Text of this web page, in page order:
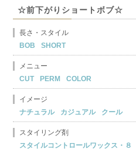
☆前下がりショートボブ☆
長さ・スタイル
BOB
SHORT
メニュー
CUT
PERM COLOR
イメージ
ナチュラル
カジュアル クール
スタイリング剤
スタイルコントロールワックス・８